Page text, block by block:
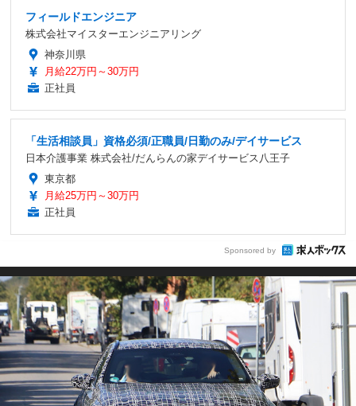
フィールドエンジニア
株式会社マイスターエンジニアリング
神奈川県
月給22万円～30万円
正社員
「生活相談員」資格必須/正職員/日勤のみ/デイサービス
日本介護事業 株式会社/だんらんの家デイサービス八王子
東京都
月給25万円～30万円
正社員
Sponsored by